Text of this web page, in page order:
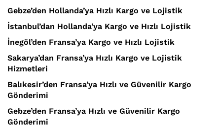
Gebze’den Hollanda’ya Hızlı Kargo ve Lojistik
İstanbul’dan Hollanda’ya Kargo ve Hızlı Lojistik
İnegöl’den Fransa’ya Kargo ve Hızlı Lojistik
Sakarya’dan Fransa’ya Hızlı Kargo ve Lojistik
Hizmetleri
Balıkesir’den Fransa’ya Hızlı ve Güvenilir Kargo
Gönderimi
Gebze’den Fransa’ya Hızlı ve Güvenilir Kargo
Gönderimi